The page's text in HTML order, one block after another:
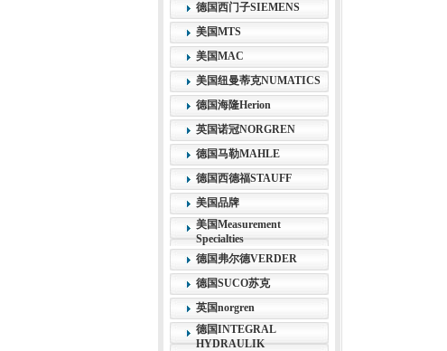
德国西门子SIEMENS
美国MTS
美国MAC
美国纽曼蒂克NUMATICS
德国海隆Herion
英国诺冠NORGREN
德国马勒MAHLE
德国西德福STAUFF
美国品牌
美国Measurement
Specialties
德国弗尔德VERDER
德国SUCO苏克
英国norgren
德国INTEGRAL
HYDRAULIK